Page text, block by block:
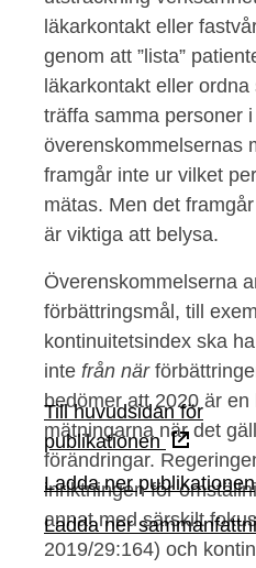
Till huvudsidan för
publikationen
Ladda ner publikationen
Ladda ner
läkarkontakt eller
genom att ”lista”
läkarkontakt eller
träffa samma personer
överenskommelsernas
framgår inte ur vilket
mätas. Men det
är viktiga att belysa.
Överenskommelserna
förbättringsmål, till
kontinuitetsindex ska
inte från när
bedömer att 2020 är
mätningarna när det
förändringar.
inriktningen för
annat med särskilt
2019/29:164) och